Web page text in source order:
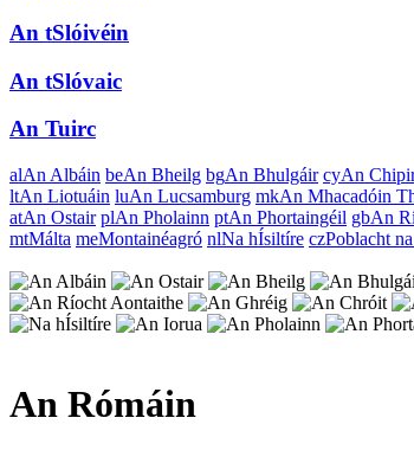
An tSlóivéin
An tSlóvaic
An Tuirc
alAn Albáin beAn Bheilg bgAn Bhulgáir cyAn
ltAn Liotuáin luAn Lucsamburg mkAn Mhacadóin
atAn Ostair plAn Pholainn ptAn Phortaingéil gbAn
mtMálta meMontainéagró nlNa hÍsiltíre czPoblacht
An Rómáin